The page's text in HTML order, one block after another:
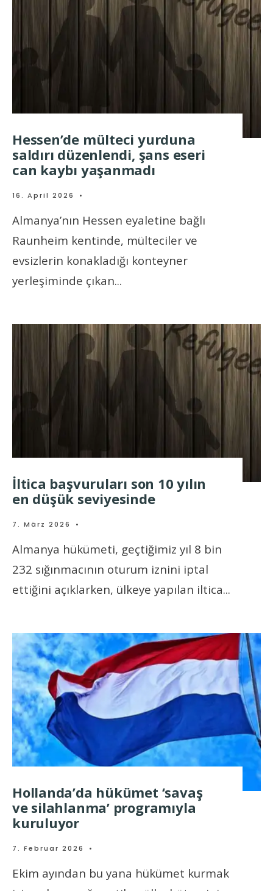
Hessen’de mülteci yurduna
saldırı düzenlendi, şans eseri
can kaybı yaşanmadı
16. April 2026 •
Almanya’nın Hessen eyaletine bağlı
Raunheim kentinde, mülteciler ve
evsizlerin konakladığı konteyner
yerleşiminde çıkan...
İltica başvuruları son 10 yılın
en düşük seviyesinde
7. März 2026 •
Almanya hükümeti, geçtiğimiz yıl 8 bin
232 sığınmacının oturum iznini iptal
ettiğini açıklarken, ülkeye yapılan iltica...
Hollanda’da hükümet ‘savaş
ve silahlanma’ programıyla
kuruluyor
7. Februar 2026 •
Ekim ayından bu yana hükümet kurmak